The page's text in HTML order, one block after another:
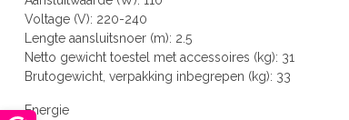
Voltage (V): 220-240
Lengte aansluitsnoer (m): 2.5
Netto gewicht toestel met accessoires (kg): 31
Brutogewicht, verpakking inbegrepen (kg): 33
Energie